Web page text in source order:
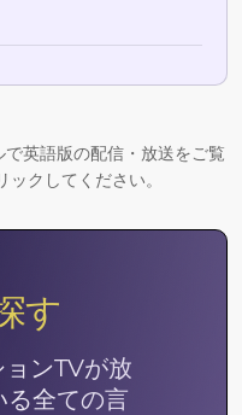
英語版の配信・放送をご覧
ックしてください。
す
ンTVが放
る全ての言